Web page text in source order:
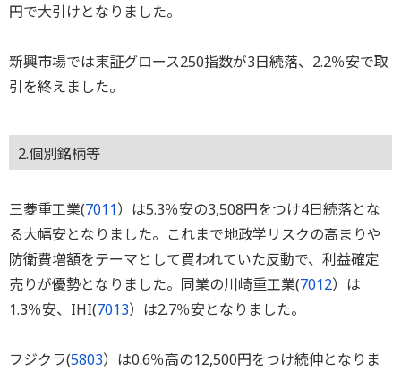
円で大引けとなりました。
新興市場では東証グロース250指数が3日続落、2.2％安で取
引を終えました。
2.個別銘柄等
三菱重工業(7011）は5.3％安の3,508円をつけ4日続落とな
る大幅安となりました。これまで地政学リスクの高まりや
防衛費増額をテーマとして買われていた反動で、利益確定
売りが優勢となりました。同業の川崎重工業(7012）は
1.3％安、IHI(7013）は2.7％安となりました。
フジクラ(5803）は0.6％高の12,500円をつけ続伸となりま